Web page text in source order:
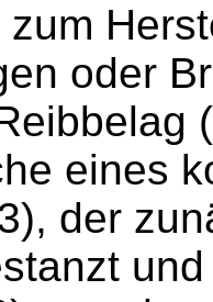
zum
oder
eines
der